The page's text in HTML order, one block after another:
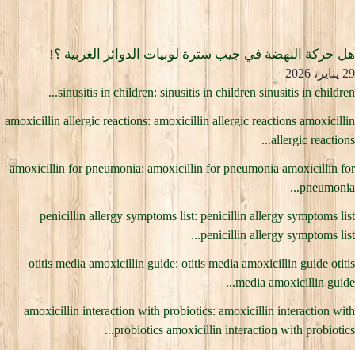
هل حركة النهضة في جيب سترة لوبيات الدوائر الغربية ؟!
29 يناير، 2026
sinusitis in children: sinusitis in children sinusitis in children...
amoxicillin allergic reactions: amoxicillin allergic reactions amoxicillin
allergic reactions...
amoxicillin for pneumonia: amoxicillin for pneumonia amoxicillin for
pneumonia...
penicillin allergy symptoms list: penicillin allergy symptoms list
penicillin allergy symptoms list...
otitis media amoxicillin guide: otitis media amoxicillin guide otitis
media amoxicillin guide...
amoxicillin interaction with probiotics: amoxicillin interaction with
probiotics amoxicillin interaction with probiotics...